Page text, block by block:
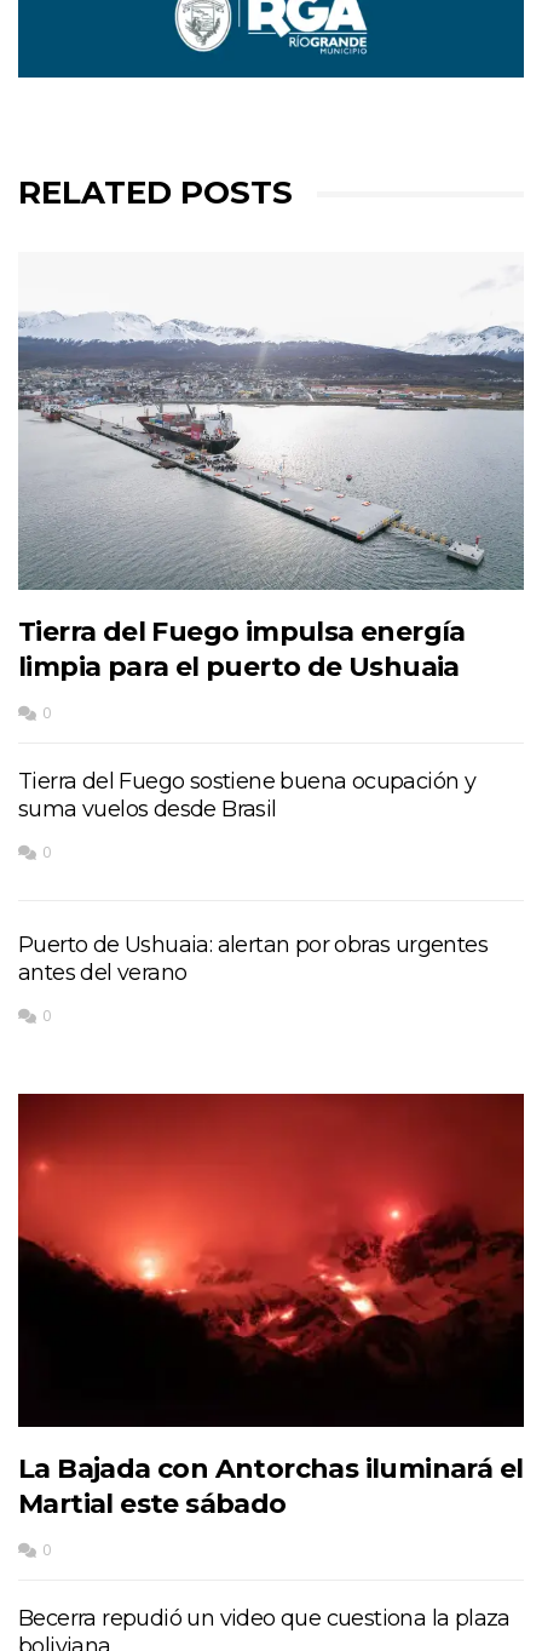
RELATED POSTS
Tierra del Fuego impulsa energía
limpia para el puerto de Ushuaia
0
Tierra del Fuego sostiene buena ocupación y
suma vuelos desde Brasil
0
Puerto de Ushuaia: alertan por obras urgentes
antes del verano
0
La Bajada con Antorchas iluminará el
Martial este sábado
0
Becerra repudió un video que cuestiona la plaza